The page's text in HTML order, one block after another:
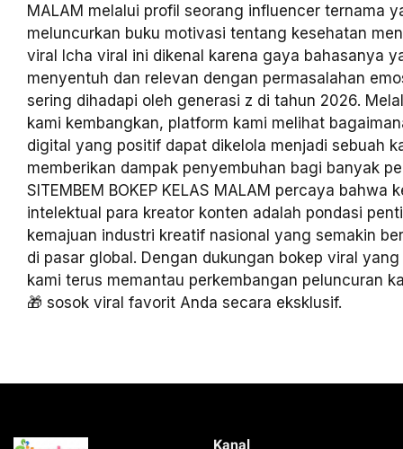
MALAM melalui profil seorang influencer ternama
meluncurkan buku motivasi tentang kesehatan
viral Icha viral ini dikenal karena gaya bahasanya
menyentuh dan relevan dengan permasalahan
sering dihadapi oleh generasi z di tahun 2026.
kami kembangkan, platform kami melihat
digital yang positif dapat dikelola menjadi sebuah
memberikan dampak penyembuhan bagi banyak
SITEMBEM BOKEP KELAS MALAM percaya bahwa
intelektual para kreator konten adalah pondasi
kemajuan industri kreatif nasional yang semakin
di pasar global. Dengan dukungan bokep viral
kami terus memantau perkembangan peluncuran
🎁 sosok viral favorit Anda secara eksklusif.
Kanal